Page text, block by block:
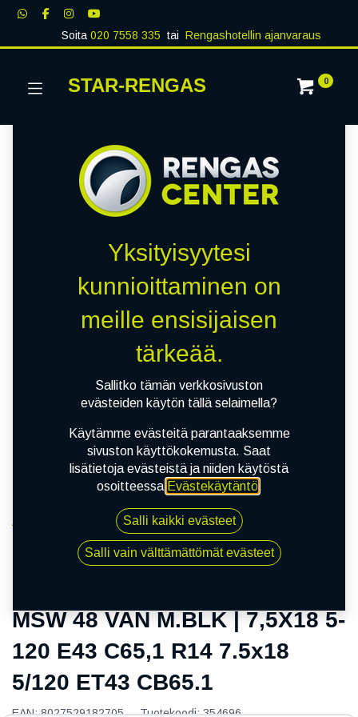
Soita020 7558 335 tai Rengashotellin ajanvaraus
STAR-RENGAS 0
MSW 48 VAN M.BLK | 7,5X18 5-120 E43 C65,1 R14
7.5x18 5/120 ET43 CB65.1
MSW 48 VAN M.BLK | 7,5X18 5-
120 E43 C65,1 R14 7.5x18
5/120 ET43 CB65.1
EAN:8027529182705 Tuotekoodi:354696
Yksityisyytesi
kunnioittaminen on
meille ensisijaisen
tärkeää.
Sallitko tämän verkkosivuston
evästeiden käytön tällä selaimella?
Käytämme evästeitä parantaaksemme
sivuston käyttökokemusta. Saat
lisätietoja evästeistä ja niiden käytöstä
osoitteessa Evästekäytäntö.
Salli kaikki evästeet
Salli vain välttämättömät evästeet